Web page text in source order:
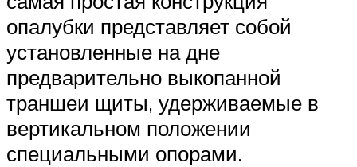
опалубки представляет собой
установленные на дне
предварительно выкопанной
траншеи щиты, удерживаемые в
вертикальном положении
специальными опорами.